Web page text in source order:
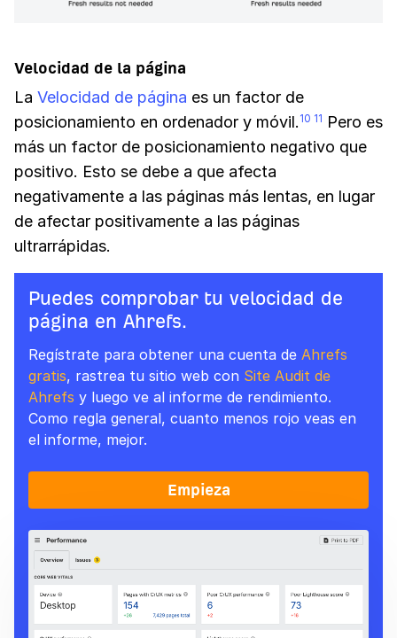
Velocidad de la página
La Velocidad de página es un factor de
posicionamiento en ordenador y móvil. 10 11 Pero es
más un factor de posicionamiento negativo que
positivo. Esto se debe a que afecta
negativamente a las páginas más lentas, en lugar
de afectar positivamente a las páginas
ultrarrápidas.
Puedes comprobar tu velocidad de
página en Ahrefs.
Regístrate para obtener una cuenta de Ahrefs
gratis, rastrea tu sitio web con Site Audit de
Ahrefs y luego ve al informe de rendimiento.
Como regla general, cuanto menos rojo veas en
el informe, mejor.
Empieza